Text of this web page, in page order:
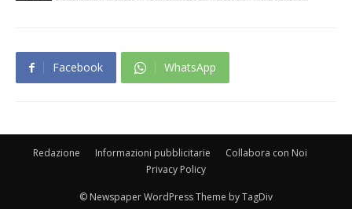
Facebook WhatsApp
Redazione Informazioni pubblicitarie
Collabora con Noi
Privacy Policy
© Newspaper WordPress Theme by TagDiv